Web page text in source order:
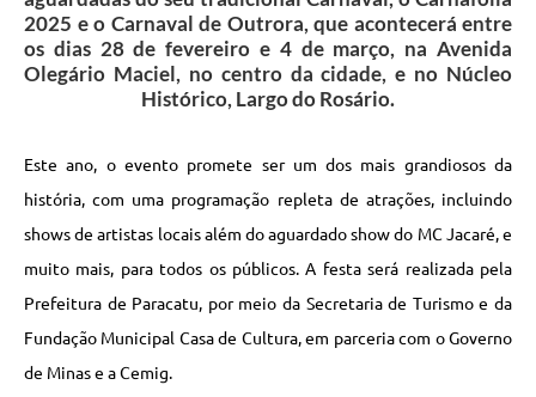
2025 e o Carnaval de Outrora, que acontecerá entre
os dias 28 de fevereiro e 4 de março, na Avenida
Olegário Maciel, no centro da cidade, e no Núcleo
Histórico, Largo do Rosário.
Este ano, o evento promete ser um dos mais grandiosos da
história, com uma programação repleta de atrações, incluindo
shows de artistas locais além do aguardado show do MC Jacaré, e
muito mais, para todos os públicos. A festa será realizada pela
Prefeitura de Paracatu, por meio da Secretaria de Turismo e da
Fundação Municipal Casa de Cultura, em parceria com o Governo
de Minas e a Cemig.